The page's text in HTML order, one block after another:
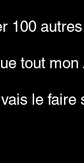
100
tout
le faire